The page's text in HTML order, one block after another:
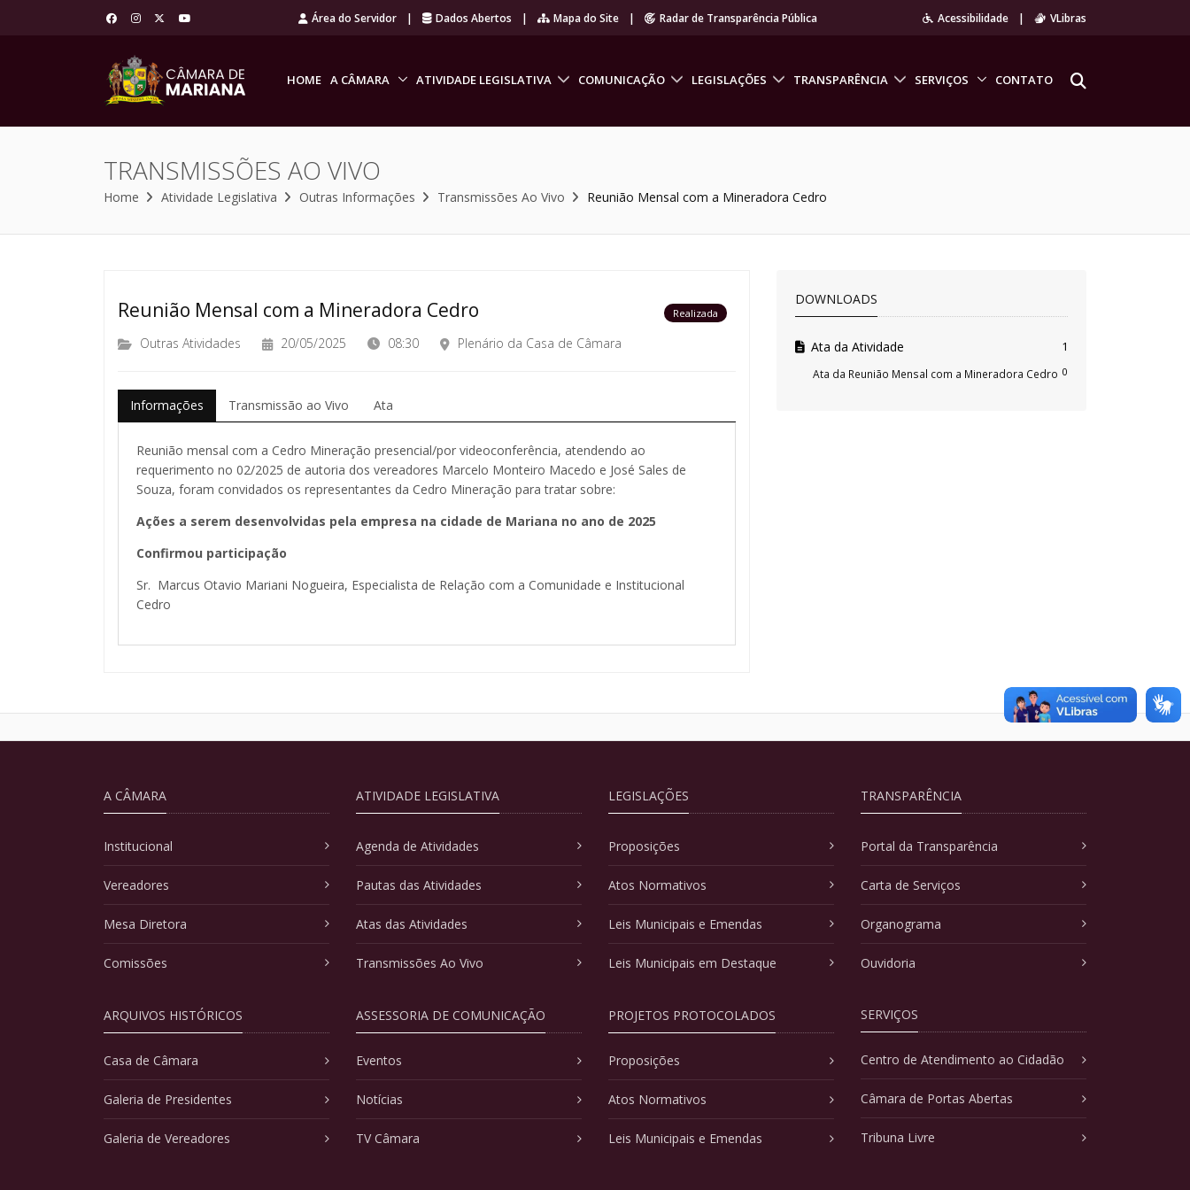
Área do Servidor | Dados Abertos | Mapa do Site | Radar de Transparência Pública Acessibilidade | VLibras
HOME A CÂMARA ATIVIDADE LEGISLATIVA COMUNICAÇÃO LEGISLAÇÕES TRANSPARÊNCIA SERVIÇOS CONTATO
TRANSMISSÕES AO VIVO
Home Atividade Legislativa Outras Informações Transmissões Ao Vivo Reunião Mensal com a Mineradora Cedro
Reunião Mensal com a Mineradora Cedro Realizada
Outras Atividades 20/05/2025 08:30 Plenário da Casa de Câmara
Informações Transmissão ao Vivo Ata
Reunião mensal com a Cedro Mineração presencial/por videoconferência, atendendo ao
requerimento no 02/2025 de autoria dos vereadores Marcelo Monteiro Macedo e José Sales de
Souza, foram convidados os representantes da Cedro Mineração para tratar sobre:
Ações a serem desenvolvidas pela empresa na cidade de Mariana no ano de 2025
Confirmou participação
Sr. Marcus Otavio Mariani Nogueira, Especialista de Relação com a Comunidade e Institucional
Cedro
DOWNLOADS
Ata da Atividade 1
Ata da Reunião Mensal com a Mineradora Cedro 0
A CÂMARA
Institucional
Vereadores
Mesa Diretora
Comissões
ARQUIVOS HISTÓRICOS
Casa de Câmara
Galeria de Presidentes
Galeria de Vereadores
ATIVIDADE LEGISLATIVA
Agenda de Atividades
Pautas das Atividades
Atas das Atividades
Transmissões Ao Vivo
ASSESSORIA DE COMUNICAÇÃO
Eventos
Notícias
TV Câmara
LEGISLAÇÕES
Proposições
Atos Normativos
Leis Municipais e Emendas
Leis Municipais em Destaque
PROJETOS PROTOCOLADOS
Proposições
Atos Normativos
Leis Municipais e Emendas
TRANSPARÊNCIA
Portal da Transparência
Carta de Serviços
Organograma
Ouvidoria
SERVIÇOS
Centro de Atendimento ao Cidadão
Câmara de Portas Abertas
Tribuna Livre